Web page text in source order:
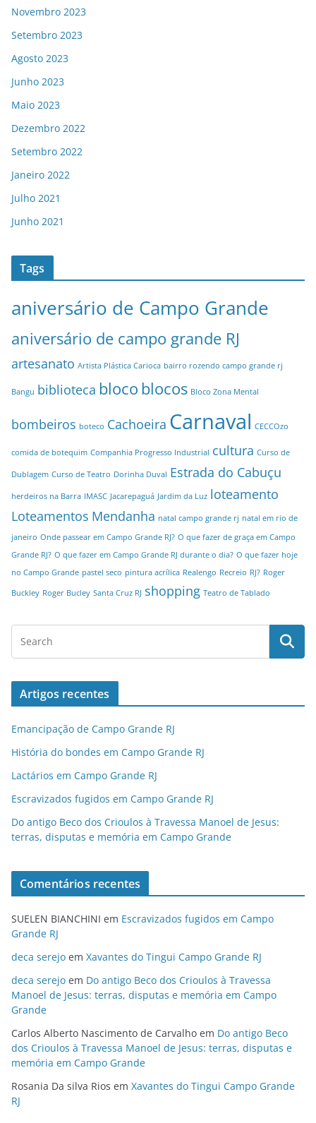
Novembro 2023
Setembro 2023
Agosto 2023
Junho 2023
Maio 2023
Dezembro 2022
Setembro 2022
Janeiro 2022
Julho 2021
Junho 2021
Tags
aniversário de Campo Grande
aniversário de campo grande RJ
artesanato Artista Plástica Carioca bairro rozendo campo grande rj
Bangu biblioteca blocoblocos Bloco Zona Mental
bombeiros boteco Cachoeira Carnaval CECCOzo
comida de botequim Companhia Progresso Industrial cultura Curso de
Dublagem Curso de Teatro Dorinha Duval Estrada do Cabuçu
herdeiros na Barra IMASC Jacarepaguá Jardim da Luz loteamento
Loteamentos Mendanha natal campo grande rj natal em rio de
janeiro Onde passear em Campo Grande RJ? O que fazer de graça em Campo
Grande RJ? O que fazer em Campo Grande RJ durante o dia? O que fazer hoje
no Campo Grande pastel seco pintura acrílica Realengo Recreio RJ? Roger
Buckley Roger Bucley Santa Cruz RJ shopping Teatro de Tablado
Artigos recentes
Emancipação de Campo Grande RJ
História do bondes em Campo Grande RJ
Lactários em Campo Grande RJ
Escravizados fugidos em Campo Grande RJ
Do antigo Beco dos Crioulos à Travessa Manoel de Jesus:
terras, disputas e memória em Campo Grande
Comentários recentes
SUELEN BIANCHINI em Escravizados fugidos em Campo
Grande RJ
deca serejo em Xavantes do Tingui Campo Grande RJ
deca serejo em Do antigo Beco dos Crioulos à Travessa
Manoel de Jesus: terras, disputas e memória em Campo
Grande
Carlos Alberto Nascimento de Carvalho em Do antigo Beco
dos Crioulos à Travessa Manoel de Jesus: terras, disputas e
memória em Campo Grande
Rosania Da silva Rios em Xavantes do Tingui Campo Grande
RJ